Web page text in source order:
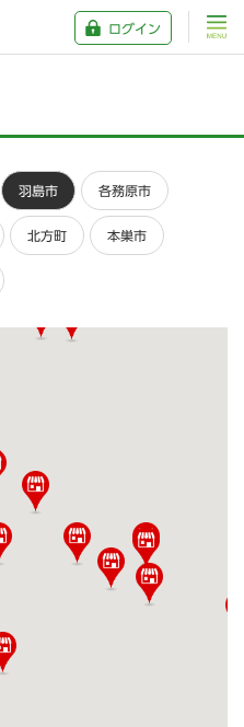
ログイン
羽島市 各務原市
北方町 本巣市